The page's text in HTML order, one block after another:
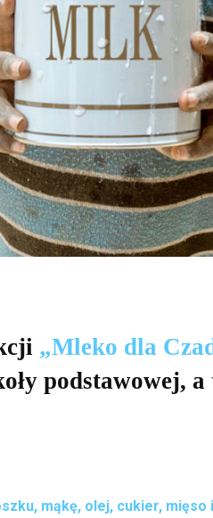
„Mleko dla
podstawowej,
mąkę, olej, cukier, mięso